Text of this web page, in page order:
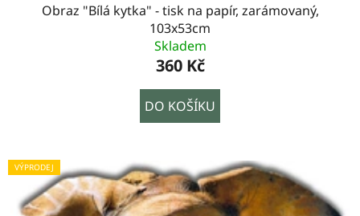
Obraz "Bílá kytka" - tisk na papír, zarámovaný,
103x53cm
Skladem
360 Kč
DO KOŠÍKU
VÝPRODEJ